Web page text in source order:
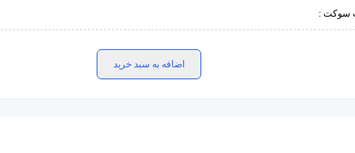
سوکت :
اضافه به سبد خرید